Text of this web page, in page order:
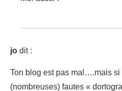
jo dit :
Ton blog est pas mal….mais si
(nombreuses) fautes «